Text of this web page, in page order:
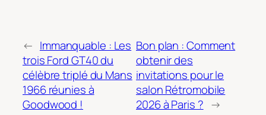
← Immanquable : Les
trois Ford GT40 du
célèbre triplé du Mans
1966 réunies à
Goodwood !
Bon plan : Comment
obtenir des
invitations pour le
salon Rétromobile
2026 à Paris ? →